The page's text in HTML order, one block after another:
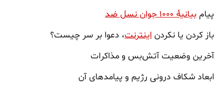
پیام بیانیهٔ ۱۰۰۰ جوان نسل ضد
باز کردن یا نکردن اینترنت، دعوا بر سر چیست؟
آخرین وضعیت آتش‌بس و مذاکرات
ابعاد شکاف درونی رژیم و پیامدهای آن